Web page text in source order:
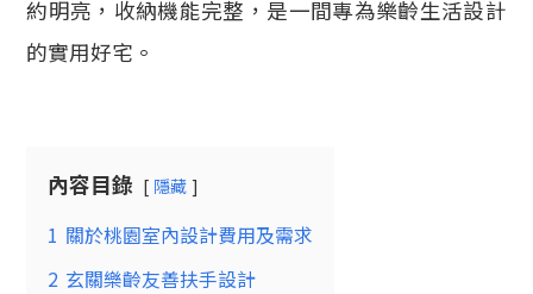
約明亮，收納機能完整，是一間專為樂齡生活設計
的實用好宅。
內容目錄 隱藏
1 關於桃園室內設計費用及需求
2 玄關樂齡友善扶手設計